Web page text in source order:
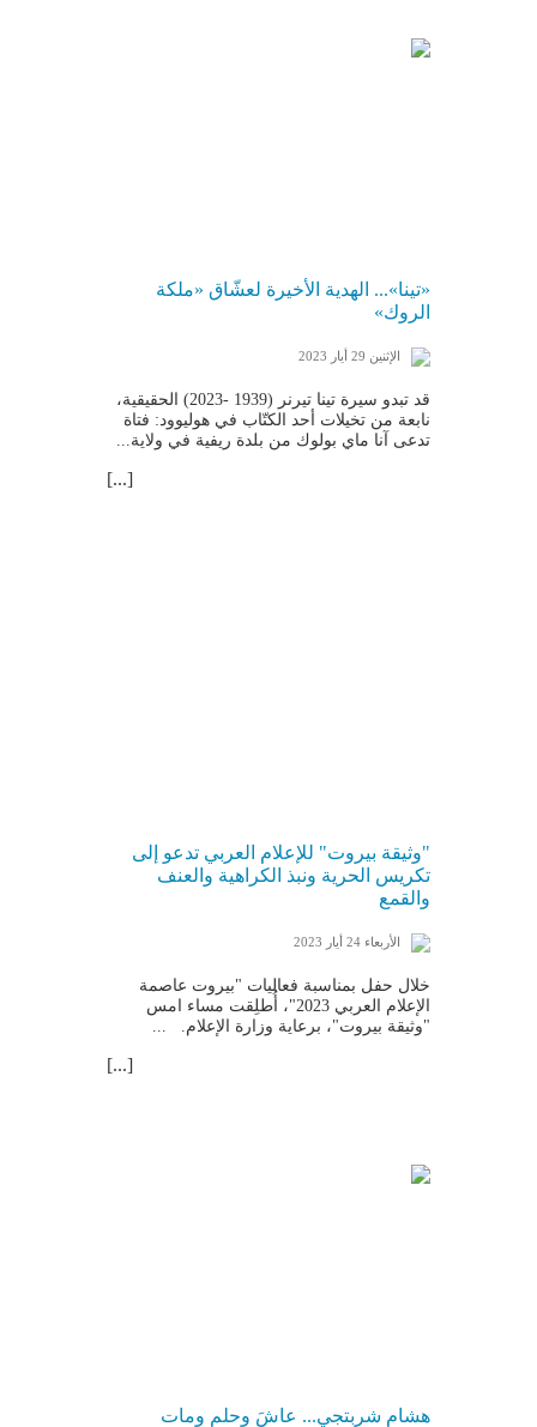
«تينا»... الهدية الأخيرة لعشّاق «ملكة
الروك»
الإثنين 29 أيار 2023
قد تبدو سيرة تينا تيرنر (1939 -2023) الحقيقية،
نابعة من تخيلات أحد الكتّاب في هوليوود: فتاة
تدعى آنا ماي بولوك من بلدة ريفية في ولاية...
[...]
"وثيقة بيروت" للإعلام العربي تدعو إلى
تكريس الحرية ونبذ الكراهية والعنف
والقمع
الأربعاء 24 أيار 2023
خلال حفل بمناسبة فعاليات "بيروت عاصمة
الإعلام العربي 2023"، أُطلِقت مساء امس
"وثيقة بيروت"، برعاية وزارة الإعلام. ...
[...]
هشام شربتجي... عاشَ وحلم ومات